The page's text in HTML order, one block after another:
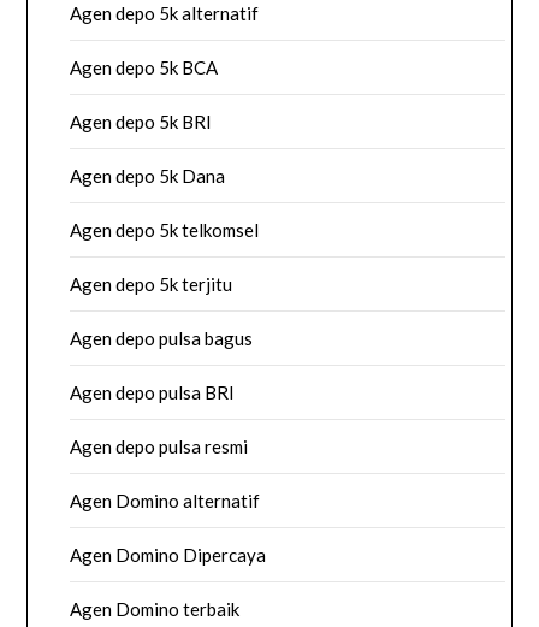
Agen depo 5k alternatif
Agen depo 5k BCA
Agen depo 5k BRI
Agen depo 5k Dana
Agen depo 5k telkomsel
Agen depo 5k terjitu
Agen depo pulsa bagus
Agen depo pulsa BRI
Agen depo pulsa resmi
Agen Domino alternatif
Agen Domino Dipercaya
Agen Domino terbaik